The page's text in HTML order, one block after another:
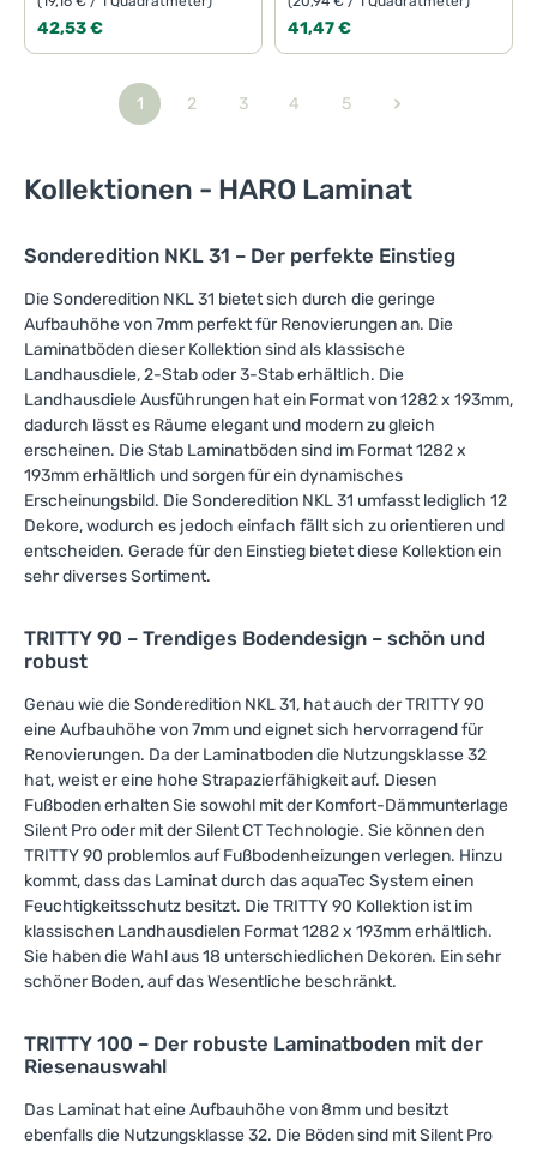
Regulärer Preis:
42,53 € Regulärer Preis:
41,47 €
Seite
1
Seite
2
Seite
3
Seite
4
Seite
5
Kollektionen - HARO Laminat
Sonderedition NKL 31 – Der perfekte Einstieg
Die Sonderedition NKL 31 bietet sich durch die geringe
Aufbauhöhe von 7mm perfekt für Renovierungen an. Die
Laminatböden dieser Kollektion sind als klassische
Landhausdiele, 2-Stab oder 3-Stab erhältlich. Die
Landhausdiele Ausführungen hat ein Format von 1282 x 193mm,
dadurch lässt es Räume elegant und modern zu gleich
erscheinen. Die Stab Laminatböden sind im Format 1282 x
193mm erhältlich und sorgen für ein dynamisches
Erscheinungsbild. Die Sonderedition NKL 31 umfasst lediglich 12
Dekore, wodurch es jedoch einfach fällt sich zu orientieren und
entscheiden. Gerade für den Einstieg bietet diese Kollektion ein
sehr diverses Sortiment.
TRITTY 90 – Trendiges Bodendesign – schön und
robust
Genau wie die Sonderedition NKL 31, hat auch der TRITTY 90
eine Aufbauhöhe von 7mm und eignet sich hervorragend für
Renovierungen. Da der Laminatboden die Nutzungsklasse 32
hat, weist er eine hohe Strapazierfähigkeit auf. Diesen
Fußboden erhalten Sie sowohl mit der Komfort-Dämmunterlage
Silent Pro oder mit der Silent CT Technologie. Sie können den
TRITTY 90 problemlos auf Fußbodenheizungen verlegen. Hinzu
kommt, dass das Laminat durch das aquaTec System einen
Feuchtigkeitsschutz besitzt. Die TRITTY 90 Kollektion ist im
klassischen Landhausdielen Format 1282 x 193mm erhältlich.
Sie haben die Wahl aus 18 unterschiedlichen Dekoren. Ein sehr
schöner Boden, auf das Wesentliche beschränkt.
TRITTY 100 – Der robuste Laminatboden mit der
Riesenauswahl
Das Laminat hat eine Aufbauhöhe von 8mm und besitzt
ebenfalls die Nutzungsklasse 32. Die Böden sind mit Silent Pro